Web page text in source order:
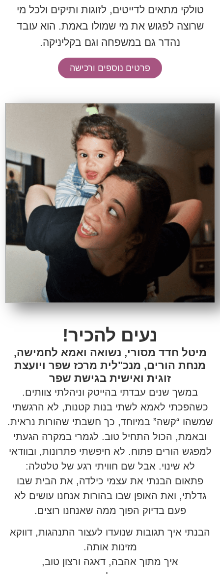
טולקי מתאים לדייטים, לזוגות ותיקים ולכל מי
שרוצה לפגוש את מי שמולו באמת. הוא עובד
נהדר גם במשפחה וגם בקליניקה.
פרטים נוספים ורכישה
נעים להכיר!
מיטל חדד מסורי, נשואה ואמא לחמישה,
מנחת הורים, מנכ"לית מרכז שפר ויועצת
זוגית ואישית בגישת שפר
במשך שנים עבדתי בהייטק וניהלתי צוותים.
כשהפכתי לאמא לשתי בנות קטנות, לא הרגשתי
שמשהו “קשה” במיוחד, כך חשבתי שהורות נראית.
ובאמת, הכול התחיל טוב. לגמרי במקרה הגעתי
למפגש הורים פתוח. לא חיפשתי פתרונות, ובוודאי
לא שינוי. אבל שם חוויתי רגע של טלטלה:
פתאום הבנתי את עצמי כילדה, את הבית שבו
גדלתי, ואת האופן שבו בהורות אנחנו עושים לא
פעם בדיוק הפוך ממה שאנחנו רוצים.
הבנתי איך תגובות שנועדו לעצור התנהגות, דווקא
מזינות אותה.
איך מתוך אהבה, דאגה ורצון טוב,